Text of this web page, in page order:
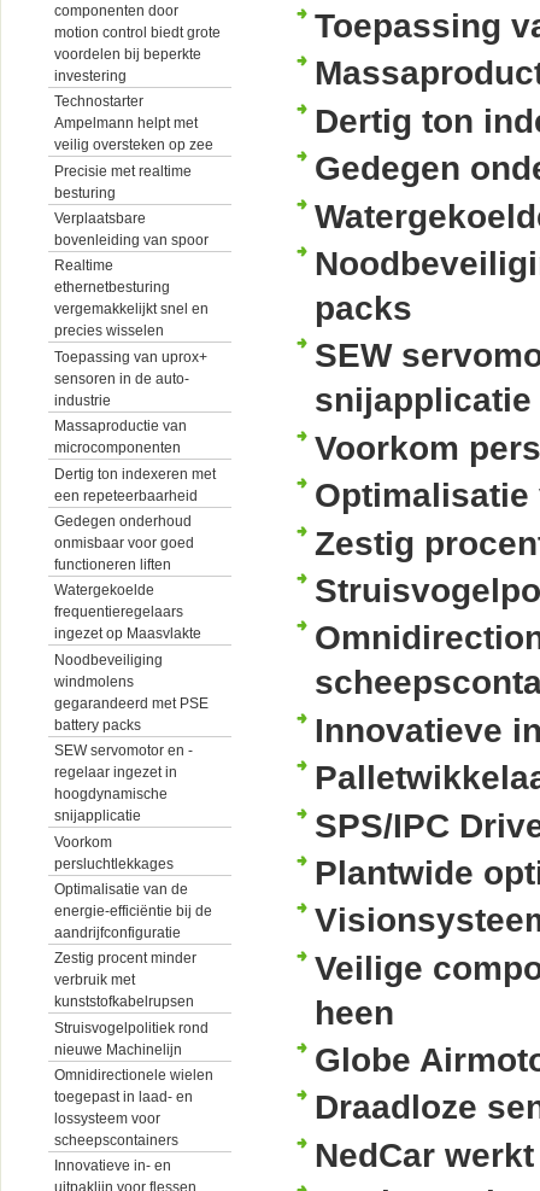
componenten door
motion control biedt grote
voordelen bij beperkte
investering
Technostarter
Ampelmann helpt met
veilig oversteken op zee
Precisie met realtime
besturing
Verplaatsbare
bovenleiding van spoor
Realtime
ethernetbesturing
vergemakkelijkt snel en
precies wisselen
Toepassing van uprox+
sensoren in de auto-
industrie
Massaproductie van
microcomponenten
Dertig ton indexeren met
een repeteerbaarheid
Gedegen onderhoud
onmisbaar voor goed
functioneren liften
Watergekoelde
frequentieregelaars
ingezet op Maasvlakte
Noodbeveiliging
windmolens
gegarandeerd met PSE
battery packs
SEW servomotor en -
regelaar ingezet in
hoogdynamische
snijapplicatie
Voorkom
persluchtlekkages
Optimalisatie van de
energie-efficiëntie bij de
aandrijfconfiguratie
Zestig procent minder
verbruik met
kunststofkabelrupsen
Struisvogelpolitiek rond
nieuwe Machinelijn
Omnidirectionele wielen
toegepast in laad- en
lossysteem voor
scheepscontainers
Innovatieve in- en
Toepassing
Dertig ton
Gedegen
packs
SEW
snijapplicatie
Voorkom
Zestig
Innovatieve
SPS/IPC
Plantwide
Veilige
heen
Globe
Draadloze
NedCar